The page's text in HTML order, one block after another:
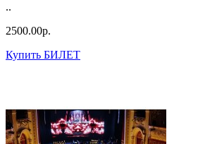
..
2500.00р.
Купить БИЛЕТ